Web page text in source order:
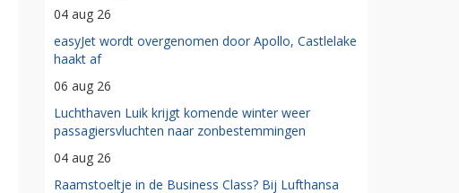
04 aug 26
easyJet wordt overgenomen door Apollo, Castlelake
haakt af
06 aug 26
Luchthaven Luik krijgt komende winter weer
passagiersvluchten naar zonbestemmingen
04 aug 26
Raamstoeltje in de Business Class? Bij Lufthansa